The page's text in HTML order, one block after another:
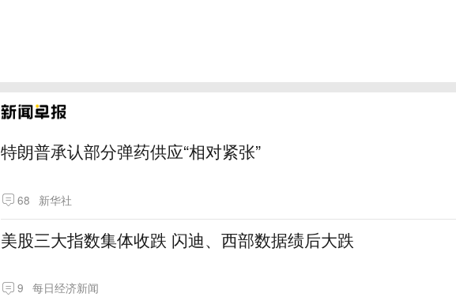
特朗普承认部分弹药供应“相对紧张”
68 新华社
美股三大指数集体收跌 闪迪、西部数据绩后大跌
9 每日经济新闻